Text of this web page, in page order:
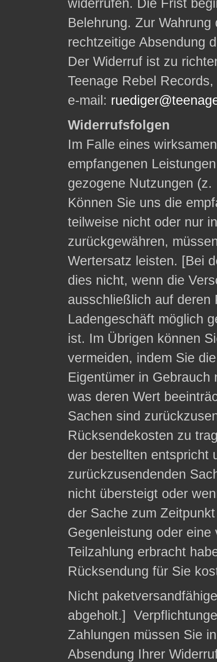
widerrufen. Die Frist
Belehrung. Zur
rechtzeitige Absendung
Der Widerruf ist zu
Teenage Rebel
e-mail:
Widerrufsfolgen
Im Falle eines
empfangenen
gezogene Nutzungen
Können Sie uns die
teilweise nicht oder nur
zurückgewähren,
Wertersatz leisten. [Bei
dies nicht, wenn die
ausschließlich auf deren
Ladengeschäft möglich
ist. Im Übrigen können
vermeiden, indem Sie
Eigentümer in
was deren Wert
Sachen sind
Rücksendekosten zu
der bestellten entspricht
zurückzusendenden
nicht übersteigt oder
der Sache zum
Gegenleistung oder
Teilzahlung erbracht
Rücksendung für Sie
Nicht
abgeholt.]
Zahlungen müssen Sie
Absendung Ihrer